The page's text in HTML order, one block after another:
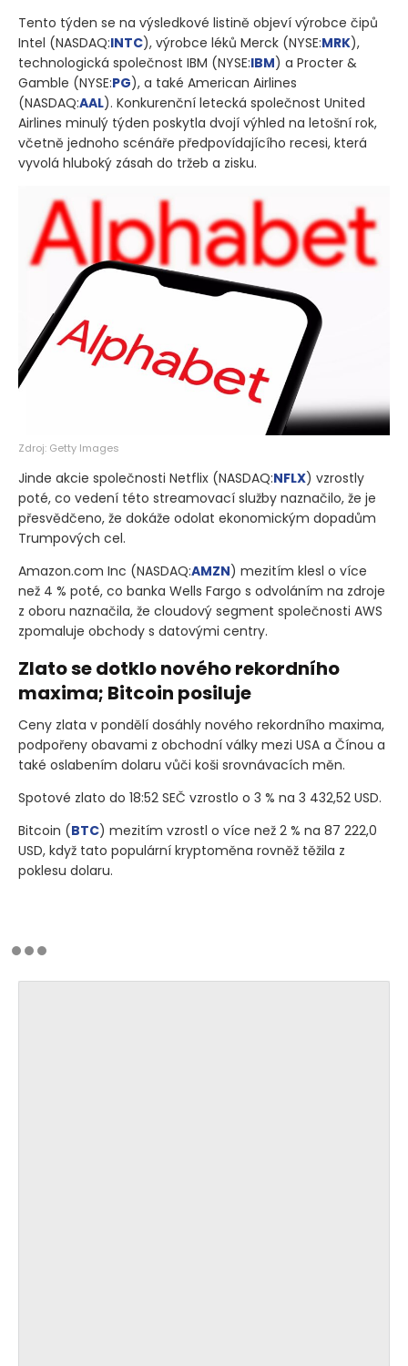
Tento týden se na výsledkové listině objeví výrobce čipů
Intel (NASDAQ:INTC), výrobce léků Merck (NYSE:MRK),
technologická společnost IBM (NYSE:IBM) a Procter &
Gamble (NYSE:PG), a také American Airlines
(NASDAQ:AAL). Konkurenční letecká společnost United
Airlines minulý týden poskytla dvojí výhled na letošní rok,
včetně jednoho scénáře předpovídajícího recesi, která
vyvolá hluboký zásah do tržeb a zisku.
Zdroj: Getty Images
Jinde akcie společnosti Netflix (NASDAQ:NFLX) vzrostly
poté, co vedení této streamovací služby naznačilo, že je
přesvědčeno, že dokáže odolat ekonomickým dopadům
Trumpových cel.
Amazon.com Inc (NASDAQ:AMZN) mezitím klesl o více
než 4 % poté, co banka Wells Fargo s odvoláním na zdroje
z oboru naznačila, že cloudový segment společnosti AWS
zpomaluje obchody s datovými centry.
Zlato se dotklo nového rekordního
maxima; Bitcoin posiluje
Ceny zlata v pondělí dosáhly nového rekordního maxima,
podpořeny obavami z obchodní války mezi USA a Čínou a
také oslabením dolaru vůči koši srovnávacích měn.
Spotové zlato do 18:52 SEČ vzrostlo o 3 % na 3 432,52 USD.
Bitcoin (BTC) mezitím vzrostl o více než 2 % na 87 222,0
USD, když tato populární kryptoměna rovněž těžila z
poklesu dolaru.